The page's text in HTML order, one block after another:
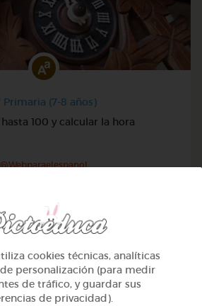
Primaria (7-8 años)
100 y calcular la hora
@Webparaelespanol
cookies técnicas, analíticas
personalización (para medir
de tráfico, y guardar sus
de privacidad).